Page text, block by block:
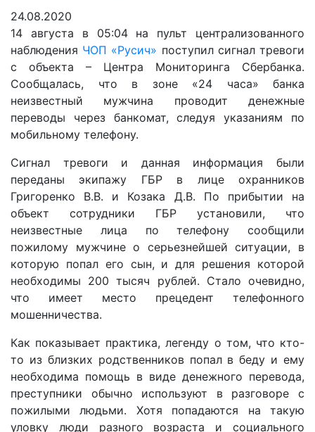
24.08.2020
14 августа в 05:04 на пульт централизованного
наблюдения ЧОП «Русич» поступил сигнал тревоги
с объекта – Центра Мониторинга Сбербанка.
Сообщалась, что в зоне «24 часа» банка
неизвестный мужчина проводит денежные
переводы через банкомат, следуя указаниям по
мобильному телефону.
Сигнал тревоги и данная информация были
переданы экипажу ГБР в лице охранников
Григоренко В.В. и Козака Д.В. По прибытии на
объект сотрудники ГБР установили, что
неизвестные лица по телефону сообщили
пожилому мужчине о серьезнейшей ситуации, в
которую попал его сын, и для решения которой
необходимы 200 тысяч рублей. Стало очевидно,
что имеет место прецедент телефонного
мошенничества.
Как показывает практика, легенду о том, что кто-
то из близких родственников попал в беду и ему
необходима помощь в виде денежного перевода,
преступники обычно используют в разговоре с
пожилыми людьми. Хотя попадаются на такую
уловку люди разного возраста и социального